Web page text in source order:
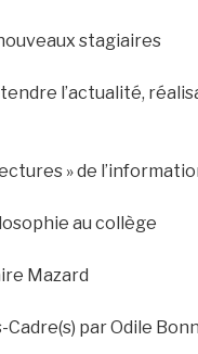
stagiaires
l’actualité,
» de
au collège
Mazard
Cadre(s) par Odile